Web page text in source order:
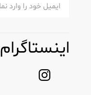
اینستاگرام